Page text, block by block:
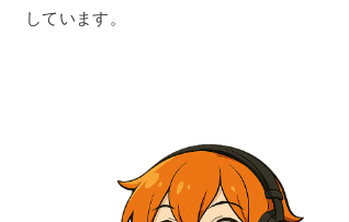
しています。